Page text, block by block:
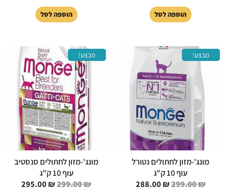
הוספה לסל הוספה לסל
מבצע!
מונג'-מזון לחתולים נטורל
עוף 10 ק"ג
299.00₪
המחיר
המקורי
היה:
299.00 ₪.
288.00 ₪
288.00 ₪.
מבצע!
מונג'-מזון לחתולים סנסטיב
עוף 10 ק"ג
299.00₪
המחיר
המקורי
היה:
299.00 ₪.
295.00 ₪
המחיר
הנוכחי
הוא:
₪.